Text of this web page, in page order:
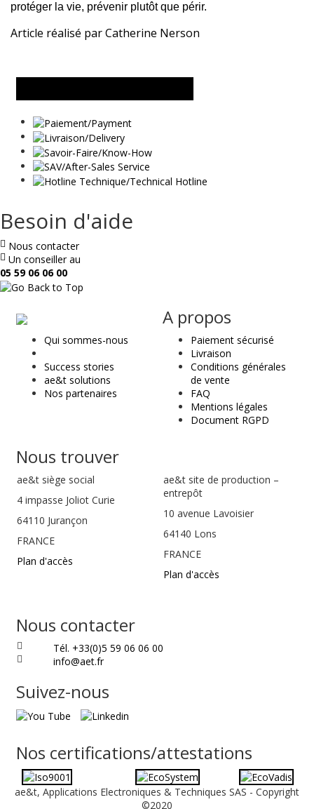
protéger la vie, prévenir plutôt que périr.
Article réalisé parCatherine Nerson
Besoin d'aide
Nous contacter
Un conseiller au
05 59 06 06 00
ae
&
t
Qui sommes-nous
Success stories
ae&t solutions
Nos partenaires
A propos
Paiement sécurisé
Livraison
Conditions générales
de vente
FAQ
Mentions légales
Document RGPD
Nous trouver
ae&t siège social
4 impasse Joliot Curie
64110 Jurançon
FRANCE
Plan d'accès
ae&t site de production –
entrepôt
10 avenue Lavoisier
64140 Lons
FRANCE
Plan d'accès
Nous contacter
Tél. +33(0)5 59 06 06 00
info@aet.fr
Suivez-nous
Nos certifications/attestations
ae&t, Applications Electroniques & Techniques SAS - Copyright
©2020